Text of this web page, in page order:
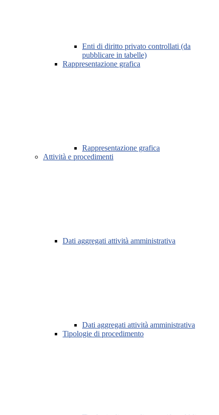
Enti di diritto privato controllati (da
pubblicare in tabelle)
Rappresentazione grafica
Rappresentazione grafica
Attività e procedimenti
Dati aggregati attività amministrativa
Dati aggregati attività amministrativa
Tipologie di procedimento